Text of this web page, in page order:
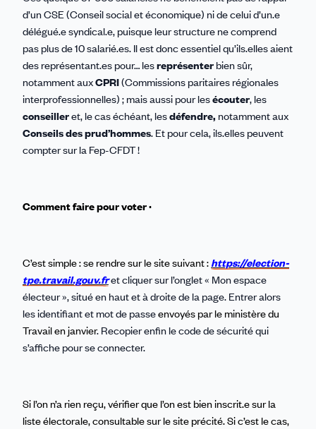
d’un CSE (Conseil social et économique) ni de celui d’un.e
délégué.e syndical.e, puisque leur structure ne comprend
pas plus de 10 salarié.es. Il est donc essentiel qu’ils.elles aient
des représentant.es pour… lesreprésenter bien sûr,
notamment auxCPRI(Commissions paritaires régionales
interprofessionnelles) ; mais aussi pour lesécouter, les
conseilleret, le cas échéant, lesdéfendre, notamment aux
Conseils des prud’hommes. Et pour cela, ils.elles peuvent
compter sur la Fep-CFDT !
Comment faire pour voter ·
C’est simple : se rendre sur le site suivant : https://election-
tpe.travail.gouv.fret cliquer sur l’onglet « Mon espace
électeur », situé en haut et à droite de la page. Entrer alors
les identifiant et mot de passeenvoyés par le ministère du
Travail en janvier. Recopier enfin le code de sécurité qui
s’affiche pour se connecter.
Si l’on n’a rien reçu, vérifier que l’on est bien inscrit.e sur la
liste électorale, consultable sur le site précité. Si c’est le cas,